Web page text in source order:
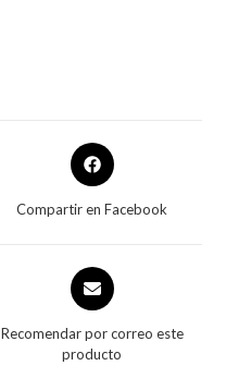
Compartir en Facebook
Recomendar por correo este
producto